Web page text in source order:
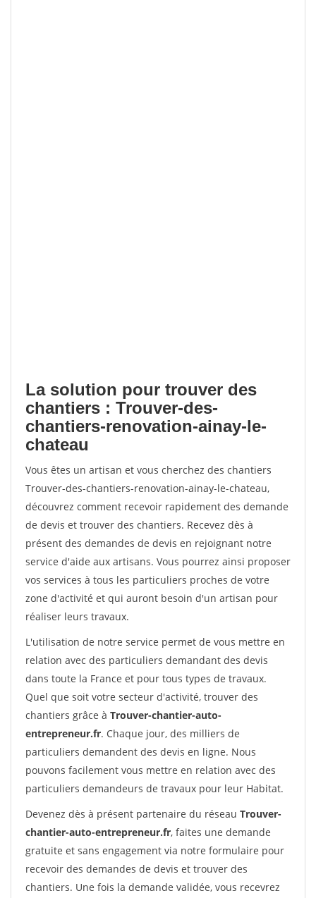
La solution pour trouver des
chantiers : Trouver-des-
chantiers-renovation-ainay-le-
chateau
Vous êtes un artisan et vous cherchez des chantiers
Trouver-des-chantiers-renovation-ainay-le-chateau,
découvrez comment recevoir rapidement des demande
de devis et trouver des chantiers. Recevez dès à
présent des demandes de devis en rejoignant notre
service d'aide aux artisans. Vous pourrez ainsi proposer
vos services à tous les particuliers proches de votre
zone d'activité et qui auront besoin d'un artisan pour
réaliser leurs travaux.
L'utilisation de notre service permet de vous mettre en
relation avec des particuliers demandant des devis
dans toute la France et pour tous types de travaux.
Quel que soit votre secteur d'activité, trouver des
chantiers grâce à Trouver-chantier-auto-
entrepreneur.fr. Chaque jour, des milliers de
particuliers demandent des devis en ligne. Nous
pouvons facilement vous mettre en relation avec des
particuliers demandeurs de travaux pour leur Habitat.
Devenez dès à présent partenaire du réseau Trouver-
chantier-auto-entrepreneur.fr, faites une demande
gratuite et sans engagement via notre formulaire pour
recevoir des demandes de devis et trouver des
chantiers. Une fois la demande validée, vous recevrez